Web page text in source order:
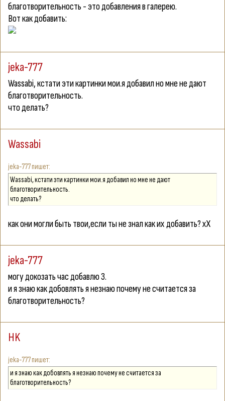
благотворительность - это добавления в галерею.
Вот как добавить:
jeka-777
Wassabi, кстати эти картинки мои.я добавил но мне не дают
благотворительность.
что делать?
Wassabi
jeka-777
Wassabi, кстати эти картинки мои.я добавил но мне не дают
благотворительность.
что делать?
как они могли быть твои,если ты не знал как их добавить? хХ
jeka-777
могу докозать час добавлю 3.
и я знаю как добовлять я незнаю почему не считается за
благотворительность?
HK
jeka-777
и я знаю как добовлять я незнаю почему не считается за
благотворительность?